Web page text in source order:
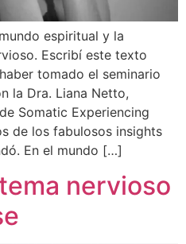
espiritual y la
Escribí este texto
tomado el seminario
la Dra. Liana Netto,
Somatic Experiencing
de los fabulosos insights
En el mundo […]
nervioso